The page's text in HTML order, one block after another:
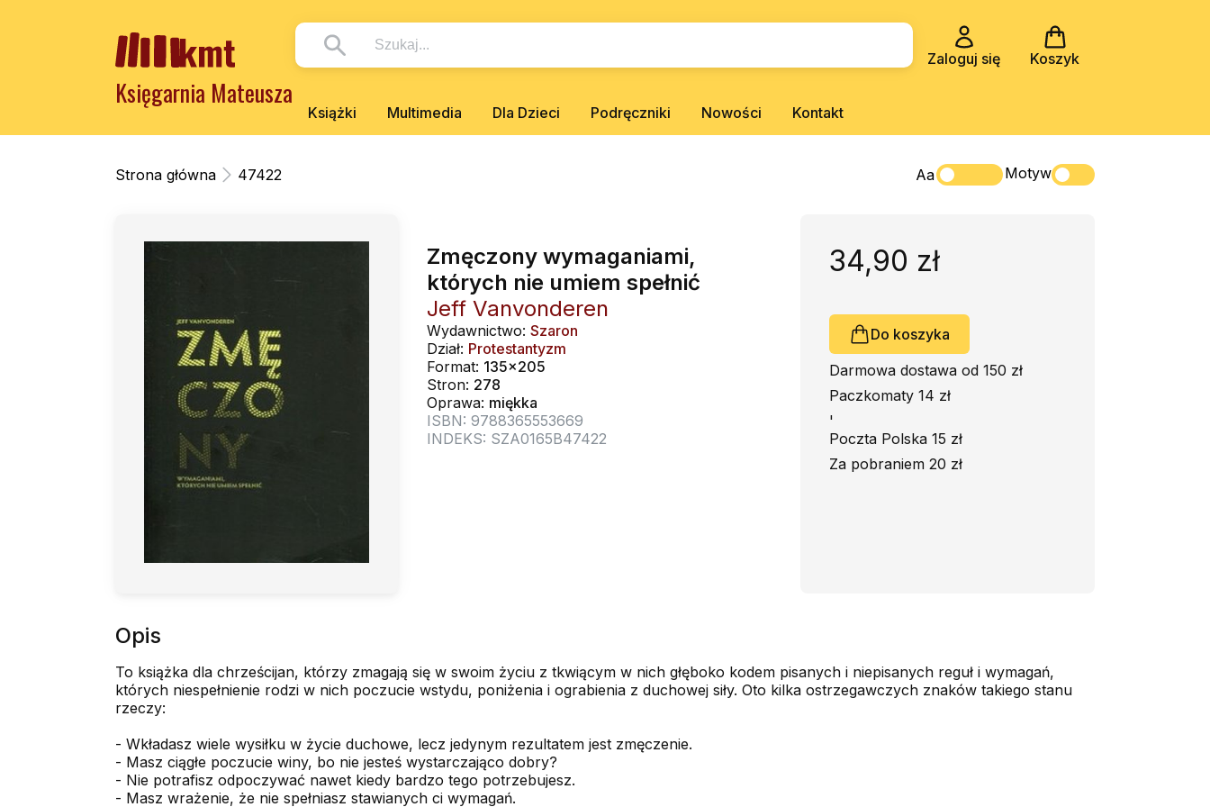
Zaloguj się Koszyk
Księgarnia Mateusza
Książki Multimedia Dla Dzieci Podręczniki Nowości Kontakt
Strona główna 47422 Aa Motyw
Zmęczony wymaganiami,
których nie umiem spełnić
Jeff Vanvonderen
Wydawnictwo: Szaron
Dział: Protestantyzm
Format: 135x205
Stron: 278
Oprawa: miękka
ISBN: 9788365553669
INDEKS: SZA0165B47422
34,90 zł
Do koszyka
Darmowa dostawa od 150 zł
Paczkomaty 14 zł
'
Poczta Polska 15 zł
Za pobraniem 20 zł
Opis
To książka dla chrześcijan, którzy zmagają się w swoim życiu z tkwiącym w nich głęboko kodem pisanych i niepisanych reguł i wymagań,
których niespełnienie rodzi w nich poczucie wstydu, poniżenia i ograbienia z duchowej siły. Oto kilka ostrzegawczych znaków takiego stanu
rzeczy:
- Wkładasz wiele wysiłku w życie duchowe, lecz jedynym rezultatem jest zmęczenie.
- Masz ciągłe poczucie winy, bo nie jesteś wystarczająco dobry?
- Nie potrafisz odpoczywać nawet kiedy bardzo tego potrzebujesz.
- Masz wrażenie, że nie spełniasz stawianych ci wymagań.